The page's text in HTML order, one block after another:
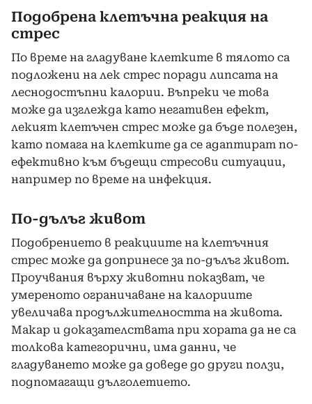
Подобрена клетъчна реакция на
стрес
По време на гладуване клетките в тялото са
подложени на лек стрес поради липсата на
леснодостъпни калории. Въпреки че това
може да изглежда като негативен ефект,
лекият клетъчен стрес може да бъде полезен,
като помага на клетките да се адаптират по-
ефективно към бъдещи стресови ситуации,
например по време на инфекция.
По-дълъг живот
Подобрението в реакциите на клетъчния
стрес може да допринесе за по-дълъг живот.
Проучвания върху животни показват, че
умереното ограничаване на калориите
увеличава продължителността на живота.
Макар и доказателствата при хората да не са
толкова категорични, има данни, че
гладуването може да доведе до други ползи,
подпомагащи дълголетието.